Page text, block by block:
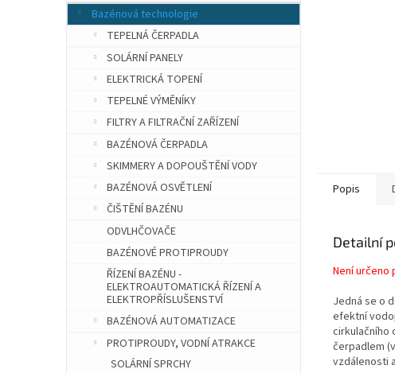
Bazénová technologie
TEPELNÁ ČERPADLA
SOLÁRNÍ PANELY
ELEKTRICKÁ TOPENÍ
TEPELNÉ VÝMĚNÍKY
FILTRY A FILTRAČNÍ ZAŘÍZENÍ
BAZÉNOVÁ ČERPADLA
SKIMMERY A DOPOUŠTĚNÍ VODY
BAZÉNOVÁ OSVĚTLENÍ
ČIŠTĚNÍ BAZÉNU
ODVLHČOVAČE
BAZÉNOVÉ PROTIPROUDY
ŘÍZENÍ BAZÉNU -
ELEKTROAUTOMATICKÁ ŘÍZENÍ A
ELEKTROPŘÍSLUŠENSTVÍ
BAZÉNOVÁ AUTOMATIZACE
PROTIPROUDY, VODNÍ ATRAKCE
SOLÁRNÍ SPRCHY
Popis
Detailní
Není určeno
Jedná se o
efektní
cirkulačního
čerpadlem
vzdálenosti